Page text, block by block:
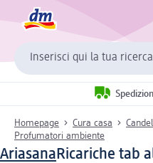
Inserisci qui la tua ricerca
Homepage Cura casa
Profumatori ambiente
AriasanaRicariche tab